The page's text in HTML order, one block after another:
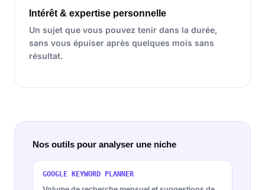
Intérêt & expertise personnelle
Un sujet que vous pouvez tenir dans la durée,
sans vous épuiser après quelques mois sans
résultat.
Nos outils pour analyser une niche
GOOGLE KEYWORD PLANNER